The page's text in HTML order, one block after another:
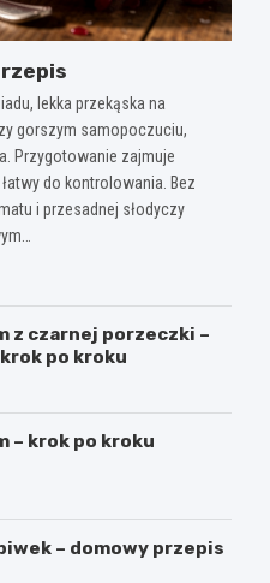
lekka przekąska na
gorszym samopoczuciu,
Przygotowanie zajmuje
do kontrolowania. Bez
i przesadnej słodyczy
z czarnej porzeczki –
po kroku
– krok po kroku
– domowy przepis